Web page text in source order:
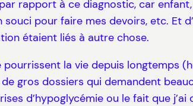
rapport à ce diagnostic, car enfant,
pour faire mes devoirs, etc. Et
étaient liés à autre chose.
la vie depuis longtemps
gros dossiers qui demandent
d’hypoglycémie ou le fait que